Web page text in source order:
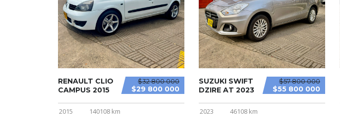
$32 800 000
$29 800 000
RENAULT CLIO
CAMPUS 2015
2015 140108 km
$57 800 000
$55 800 000
SUZUKI SWIFT
DZIRE AT 2023
2023 46108 km